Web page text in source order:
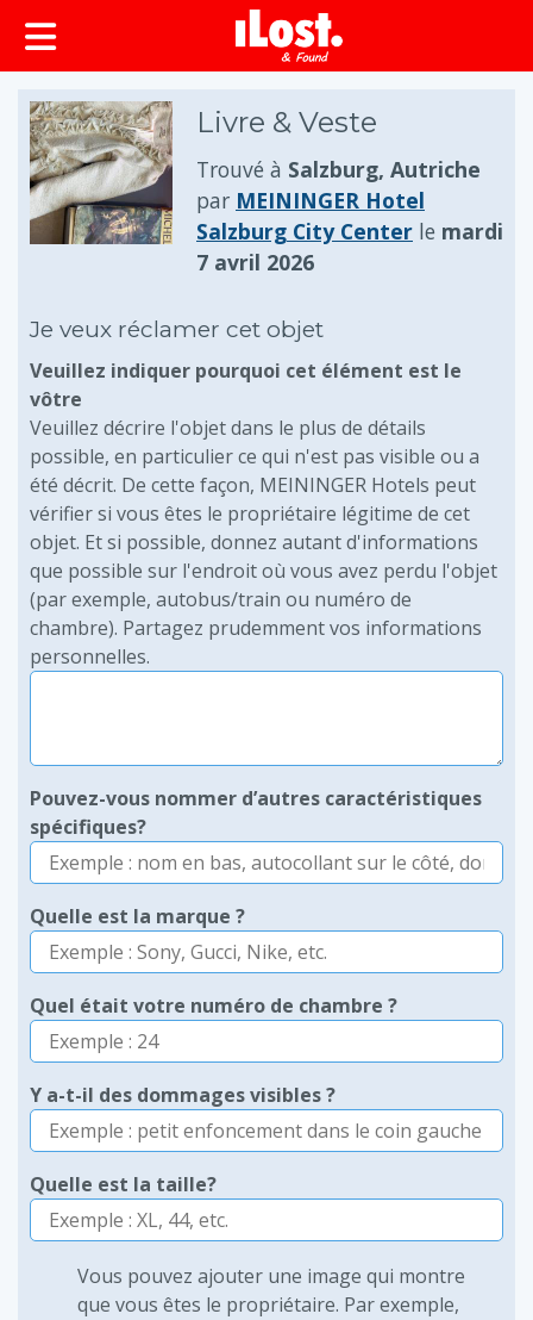
principal
Livre & Veste
Trouvé à Salzburg, Autriche
par MEININGER Hotel
Salzburg City Center le mardi
7 avril 2026
Je veux réclamer cet objet
Veuillez indiquer pourquoi cet élément est le
vôtre
Veuillez décrire l'objet dans le plus de détails
possible, en particulier ce qui n'est pas visible ou a
été décrit. De cette façon, MEININGER Hotels peut
vérifier si vous êtes le propriétaire légitime de cet
objet. Et si possible, donnez autant d'informations
que possible sur l'endroit où vous avez perdu l'objet
(par exemple, autobus/train ou numéro de
chambre). Partagez prudemment vos informations
personnelles.
Pouvez-vous nommer d’autres caractéristiques
spécifiques?
Quelle est la marque ?
Quel était votre numéro de chambre ?
Y a-t-il des dommages visibles ?
Quelle est la taille?
Vous pouvez ajouter une image qui montre
que vous êtes le propriétaire. Par exemple,